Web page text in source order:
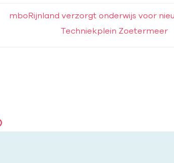
mboRijnland verzorgt onderwijs voor
Techniekplein Zoetermeer